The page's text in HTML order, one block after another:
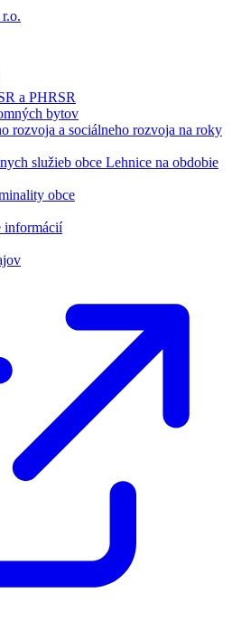
a PHRSR
bytov
rozvoja a sociálneho rozvoja na roky
služieb obce Lehnice na obdobie
obce
informácií